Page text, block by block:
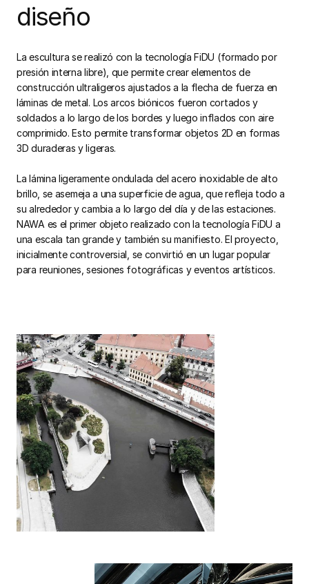
diseño
La escultura se realizó con la tecnología FiDU (formado por
presión interna libre), que permite crear elementos de
construcción ultraligeros ajustados a la flecha de fuerza en
láminas de metal. Los arcos biónicos fueron cortados y
soldados a lo largo de los bordes y luego inflados con aire
comprimido. Esto permite transformar objetos 2D en formas
3D duraderas y ligeras.
La lámina ligeramente ondulada del acero inoxidable de alto
brillo, se asemeja a una superficie de agua, que refleja todo a
su alrededor y cambia a lo largo del día y de las estaciones.
NAWA es el primer objeto realizado con la tecnología FiDU a
una escala tan grande y también su manifiesto. El proyecto,
inicialmente controversial, se convirtió en un lugar popular
para reuniones, sesiones fotográficas y eventos artísticos.